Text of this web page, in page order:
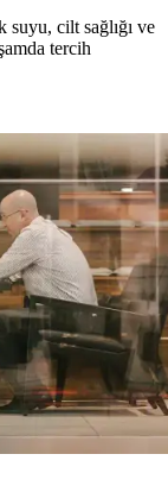
cilt sağlığı ve
tercih